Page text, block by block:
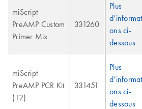
miScript
PreAMP Custom
Primer Mix
331260
Plus
ons ci-
dessous
miScript
PreAMP PCR Kit
(12)
331451
Plus
ons ci-
dessous